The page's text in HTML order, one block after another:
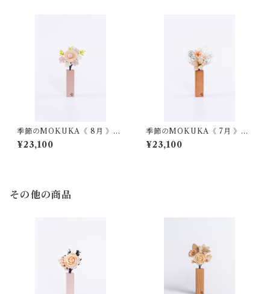
季節のMOKUKA《 8月 》ヒ
マワリ・プルメリア
¥23,100
季節のMOKUKA《 7月 》ユ
リ・キキョウ
¥23,100
その他の商品